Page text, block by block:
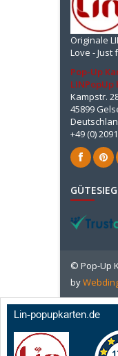
Originale
Love - Just
Pop-Up
Kampstr.
45899
+49 (0)
© Pop-Up
by